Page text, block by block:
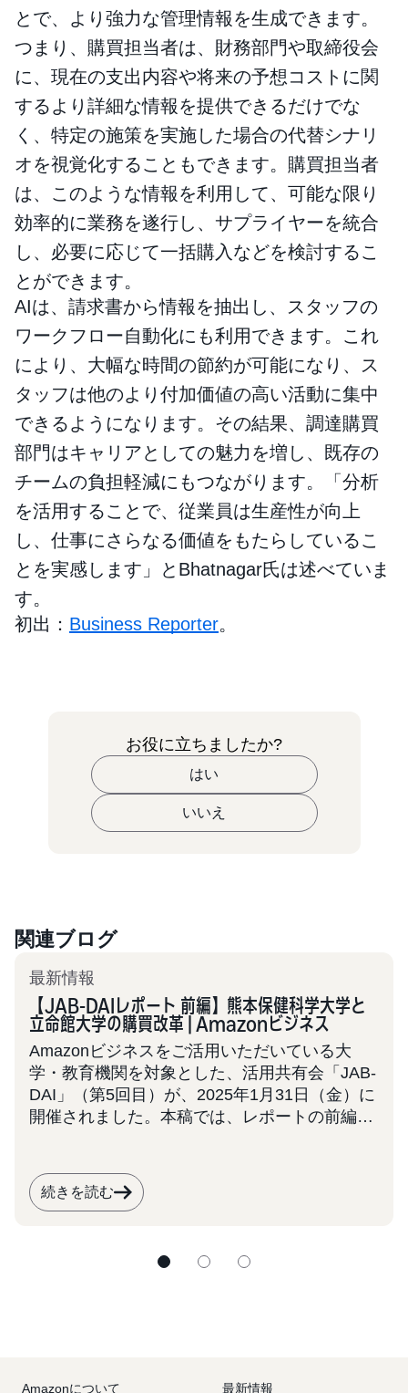
とで、より強力な管理情報を生成できます。
つまり、購買担当者は、財務部門や取締役会
に、現在の支出内容や将来の予想コストに関
するより詳細な情報を提供できるだけでな
く、特定の施策を実施した場合の代替シナリ
オを視覚化することもできます。購買担当者
は、このような情報を利用して、可能な限り
効率的に業務を遂行し、サプライヤーを統合
し、必要に応じて一括購入などを検討するこ
とができます。
AIは、請求書から情報を抽出し、スタッフの
ワークフロー自動化にも利用できます。これ
により、大幅な時間の節約が可能になり、ス
タッフは他のより付加価値の高い活動に集中
できるようになります。その結果、調達購買
部門はキャリアとしての魅力を増し、既存の
チームの負担軽減にもつながります。「分析
を活用することで、従業員は生産性が向上
し、仕事にさらなる価値をもたらしているこ
とを実感します」とBhatnagar氏は述べていま
す。
初出： Business Reporter。
お役に立ちましたか?
はい
いいえ
関連ブログ
最新情報
【JAB-DAIレポート 前編】熊本保健科学大学と
立命館大学の購買改革 | Amazonビジネス
Amazonビジネスをご活用いただいている大
学・教育機関を対象とした、活用共有会「JAB-
DAI」（第5回目）が、2025年1月31日（金）に
開催されました。本稿では、レポートの前編と
学・学校法人での業務効率化にご関心をお持ち
の皆様は、ぜひ本事例を参考に、次回の共有会
続きを読む
Amazonについて 最新情報